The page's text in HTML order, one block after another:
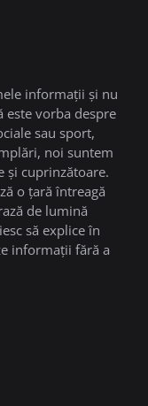
informații și nu
este vorba despre
sau sport,
noi suntem
și cuprinzătoare.
o țară întreagă
de lumină
să explice în
informații fără a